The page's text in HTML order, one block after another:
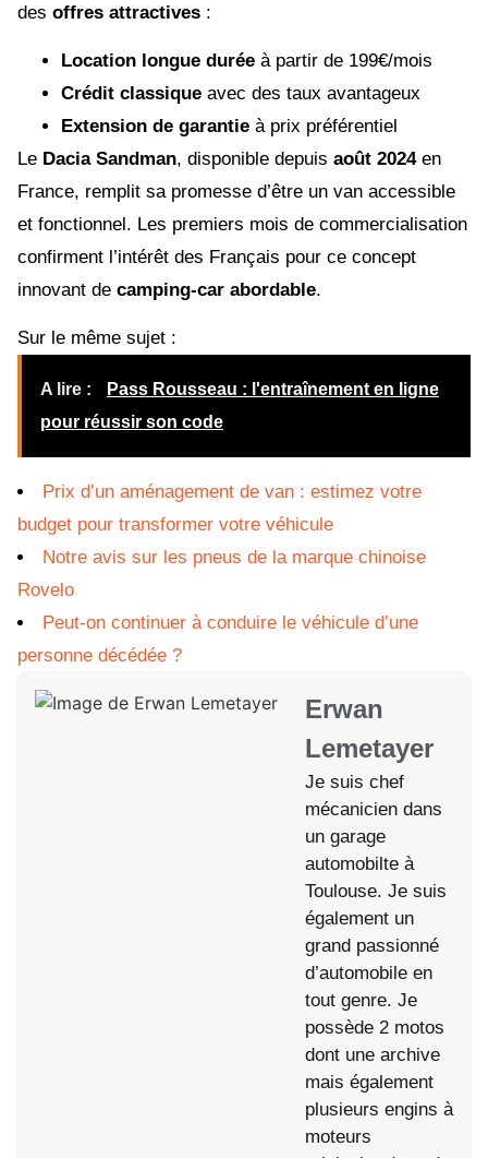
des offres attractives :
Location longue durée à partir de 199€/mois
Crédit classique avec des taux avantageux
Extension de garantie à prix préférentiel
Le Dacia Sandman, disponible depuis août 2024en
France, remplit sa promesse d’être un van accessible
et fonctionnel. Les premiers mois de commercialisation
confirment l’intérêt des Français pour ce concept
innovant de camping-car abordable.
Sur le même sujet :
A lire :
Pass Rousseau : l'entraînement en ligne
pour réussir son code
Prix d’un aménagement de van : estimez votre
budget pour transformer votre véhicule
Notre avis sur les pneus de la marque chinoise
Rovelo
Peut-on continuer à conduire le véhicule d’une
personne décédée ?
Erwan
Lemetayer
Je suis chef
mécanicien dans
un garage
automobilte à
Toulouse. Je suis
également un
grand passionné
d’automobile en
tout genre. Je
possède 2 motos
dont une archive
mais également
plusieurs engins à
moteurs